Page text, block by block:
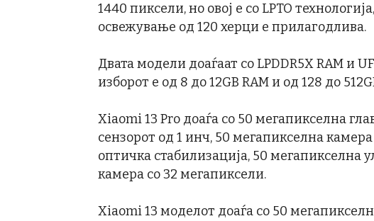
1440 пиксели, но овој е со LPTO
освежување од 120 херци е прилагодлива.
Двата модели доаѓаат со LPDDR5X RAM и
изборот е од 8 до 12GB RAM и од 128 до
Xiaomi 13 Pro доаѓа со 50 мегапикселна
сензорот од 1 инч, 50 мегапикселна
оптичка стабилизација, 50 мегапикселна
камера со 32 мегапиксели.
Xiaomi 13 моделот доаѓа со 50